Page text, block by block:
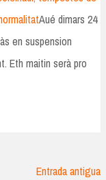
Aué dimars 24
en suspension
Eth maitin serà pro
Entrada antigua